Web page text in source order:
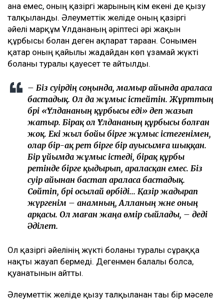
ғана емес, оның қазіргі жарының кім екені де қызу
талқыланды. Әлеуметтік желіде оның қазіргі
әйелі марқұм Ұлдананың әріптесі әрі жақын
құрбысы болған деген ақпарат тараған. Сонымен
қатар оның қайғылы жағдайдан көп ұзамай жүкті
болғаны туралы қауесет те айтылды.
– Біз сәуірдің соңында, мамыр айында араласа
бастадық. Ол да жұмыс істейтін. Жұрттың
бәрі «Ұлдананың құрбысы еді» деп жазып
жатыр. Бірақ ол Ұлдананың құрбысы болған
жоқ. Екі жыл бойы бірге жұмыс істегенімен,
олар бір-ақ рет бірге бір ауысымға шыққан.
Бір ұйымда жұмыс істеді, бірақ құрбы
ретінде бірге қыдырып, араласқан емес. Біз
сәуір айынан бастап араласа бастадық.
Сөйтіп, бәрі осылай өрбіді... Қазір жадырап
жүргенім – анамның, Алланың және оның
арқасы. Ол маған жаңа өмір сыйлады, – деді
Әділет.
Ол қазіргі әйелінің жүкті болғаны туралы сұраққа
нақты жауап бермеді. Дегенмен балалы болса,
қуанатынын айтты.
Әлеуметтік желіде қызу талқыланған тағы бір мәселе